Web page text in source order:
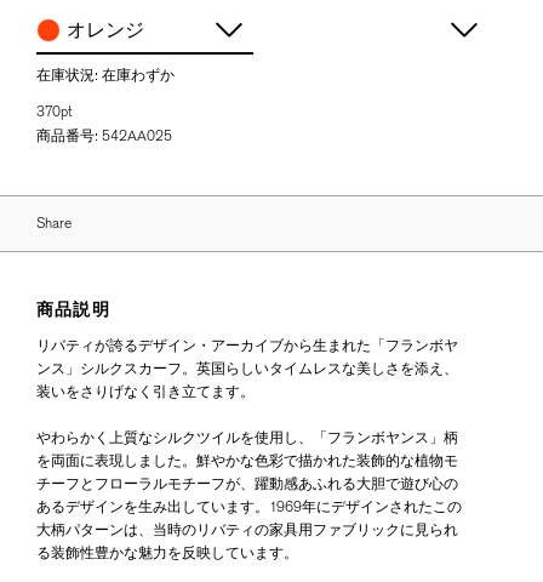
オレンジ
在庫状況: 在庫わずか
370pt
商品番号: 542AA025
Share
商品説明
リバティが誇るデザイン・アーカイブから生まれた「フランボヤ
ンス」シルクスカーフ。英国らしいタイムレスな美しさを添え、
装いをさりげなく引き立てます。
やわらかく上質なシルクツイルを使用し、「フランボヤンス」柄
を両面に表現しました。鮮やかな色彩で描かれた装飾的な植物モ
チーフとフローラルモチーフが、躍動感あふれる大胆で遊び心の
あるデザインを生み出しています。1969年にデザインされたこの
大柄パターンは、当時のリバティの家具用ファブリックに見られ
る装飾性豊かな魅力を反映しています。